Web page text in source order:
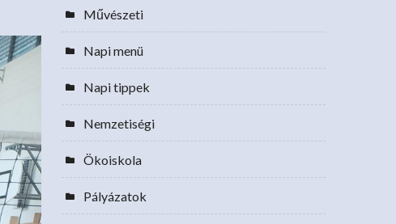
Művészeti
Napi menü
Napi tippek
Nemzetiségi
Ökoiskola
Pályázatok